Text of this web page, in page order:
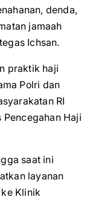
denda,
jamaah
Ichsan.
praktik haji
Polri dan
RI
Pencegahan Haji
saat ini
layanan
Klinik